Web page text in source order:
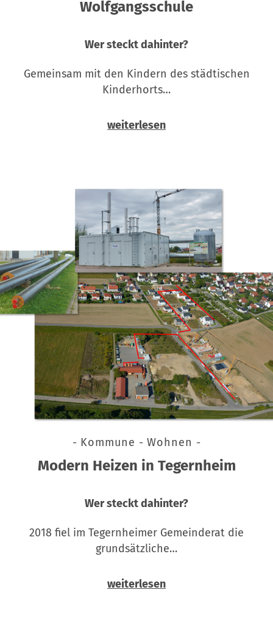
Wolfgangsschule
Wer steckt dahinter?
Gemeinsam mit den Kindern des städtischen
Kinderhorts…
weiterlesen
- Kommune - Wohnen -
Modern Heizen in Tegernheim
Wer steckt dahinter?
2018 fiel im Tegernheimer Gemeinderat die
grundsätzliche…
weiterlesen